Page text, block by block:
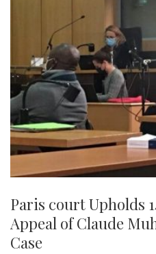
Paris court Upholds
Appeal of Claude
Case